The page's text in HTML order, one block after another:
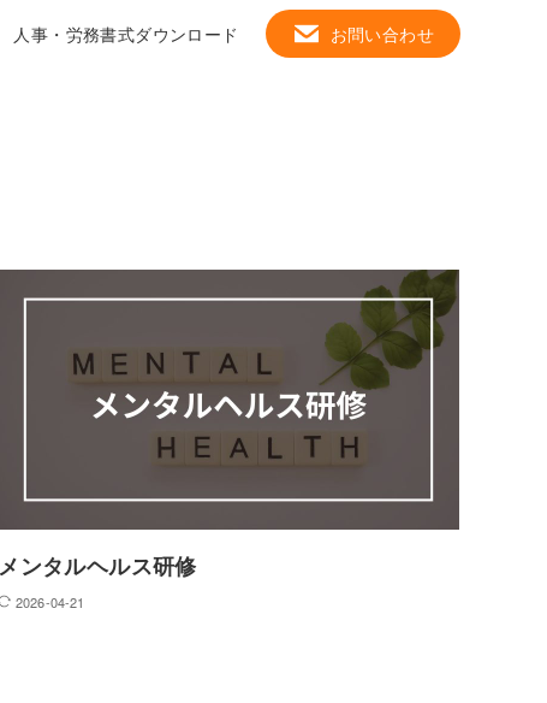
人事・労務書式ダウンロード お問い合わせ
テーマ別研修
階層別研修
メンタルヘルス研修
2026-04-21